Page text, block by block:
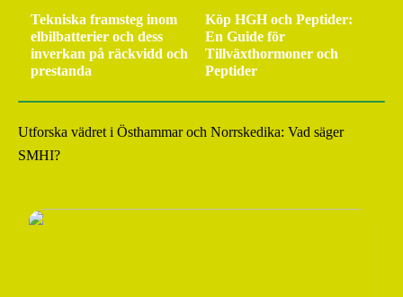
Tekniska framsteg inom
elbilbatterier och dess
inverkan på räckvidd och
prestanda
Köp HGH och Peptider:
En Guide för
Tillväxthormoner och
Peptider
Utforska vädret i Östhammar och Norrskedika: Vad säger
SMHI?